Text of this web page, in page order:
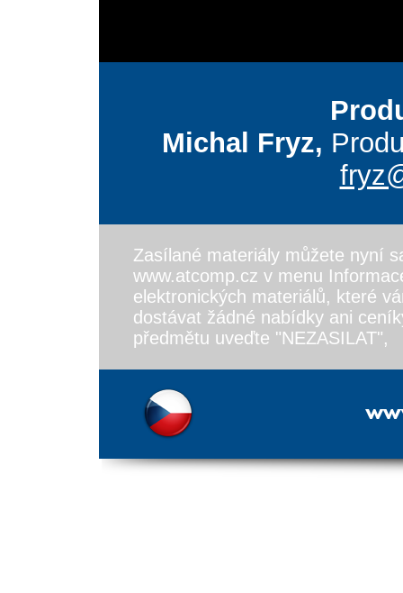
Michal Fryz,
Zasílané materiály můžete nyní
www.atcomp.cz v menu
elektronických materiálů, které
dostávat žádné nabídky ani
předmětu uveďte "NEZASILAT",